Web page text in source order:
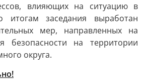
влияющих на ситуацию в
заседания выработан
мер, направленных на
безопасности на территории
округа.